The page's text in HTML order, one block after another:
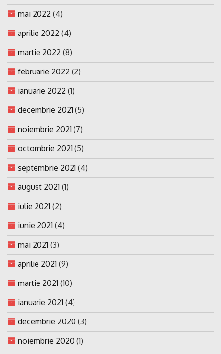
mai 2022 (4)
aprilie 2022 (4)
martie 2022 (8)
februarie 2022 (2)
ianuarie 2022 (1)
decembrie 2021 (5)
noiembrie 2021 (7)
octombrie 2021 (5)
septembrie 2021 (4)
august 2021 (1)
iulie 2021 (2)
iunie 2021 (4)
mai 2021 (3)
aprilie 2021 (9)
martie 2021 (10)
ianuarie 2021 (4)
decembrie 2020 (3)
noiembrie 2020 (1)